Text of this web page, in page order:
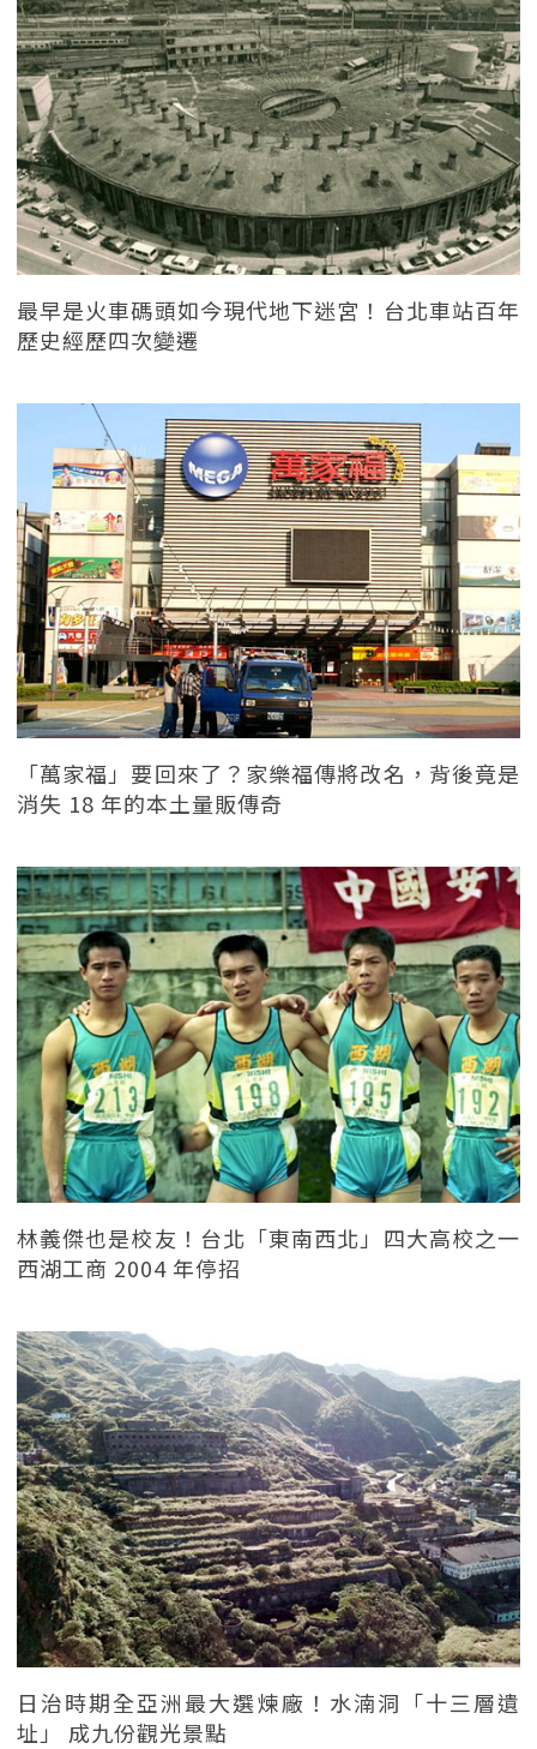
最早是火車碼頭如今現代地下迷宮！台北車站百年
歷史經歷四次變遷
「萬家福」要回來了？家樂福傳將改名，背後竟是
消失 18 年的本土量販傳奇
林義傑也是校友！台北「東南西北」四大高校之一
西湖工商 2004 年停招
日治時期全亞洲最大選煉廠！水湳洞「十三層遺
址」 成九份觀光景點